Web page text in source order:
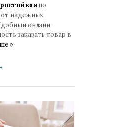
по
надежных
онлайн-
заказать товар в
»